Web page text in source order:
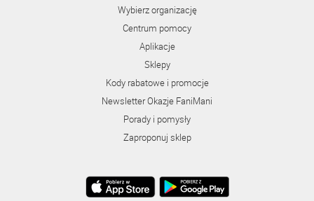
Wybierz organizację
Centrum pomocy
Aplikacje
Sklepy
Kody rabatowe i promocje
Newsletter Okazje FaniMani
Porady i pomysły
Zaproponuj sklep